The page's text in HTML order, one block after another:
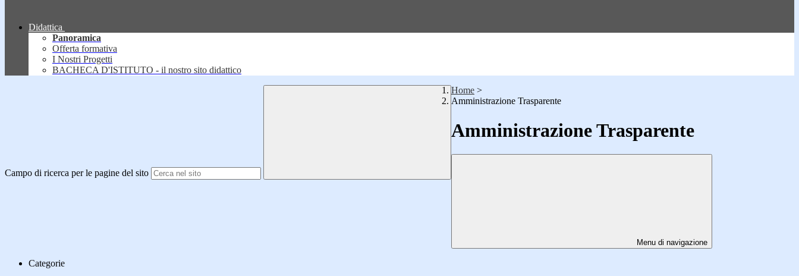
Didattica
Panoramica
Offerta formativa
I Nostri Progetti
BACHECA D'ISTITUTO - il nostro sito didattico
Campo di ricerca per le pagine del sito
Home >
Amministrazione Trasparente
Amministrazione Trasparente
Menu di navigazione
Categorie